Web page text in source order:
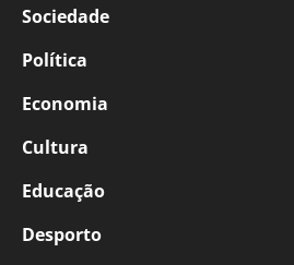
Sociedade
Política
Economia
Cultura
Educação
Desporto